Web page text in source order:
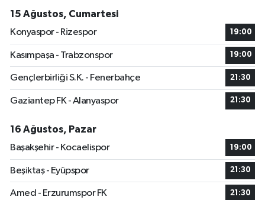
15 Ağustos, Cumartesi
Konyaspor - Rizespor
19:00
Kasımpaşa - Trabzonspor 19:00
Gençlerbirliği S.K. - Fenerbahçe 21:30
Gaziantep FK - Alanyaspor 21:30
16 Ağustos, Pazar
Başakşehir - Kocaelispor
19:00
Beşiktaş - Eyüpspor 21:30
Amed - Erzurumspor FK 21:30